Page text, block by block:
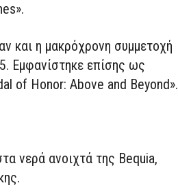
και η μακρόχρονη συμμετοχή
Εμφανίστηκε επίσης ως
of Honor: Above and Beyond».
νερά ανοιχτά της Bequia,